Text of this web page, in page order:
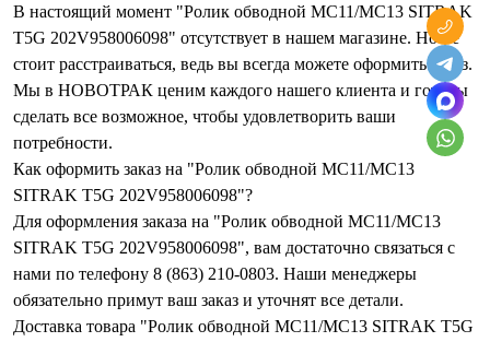
В настоящий момент "Ролик обводной MC11/MC13 SITRAK
T5G 202V958006098" отсутствует в нашем магазине. Но не
стоит расстраиваться, ведь вы всегда можете оформить заказ.
Мы в НОВОТРАК ценим каждого нашего клиента и готовы
сделать все возможное, чтобы удовлетворить ваши
потребности.
Как оформить заказ на "Ролик обводной MC11/MC13
SITRAK T5G 202V958006098"?
Для оформления заказа на "Ролик обводной MC11/MC13
SITRAK T5G 202V958006098", вам достаточно связаться с
нами по телефону 8 (863) 210-0803. Наши менеджеры
обязательно примут ваш заказ и уточнят все детали.
Доставка товара "Ролик обводной MC11/MC13 SITRAK T5G